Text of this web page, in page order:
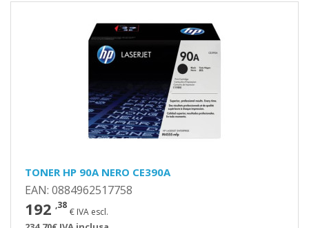
TONER HP 90A NERO CE390A
EAN: 0884962517758
192 ,38
€ IVA escl.